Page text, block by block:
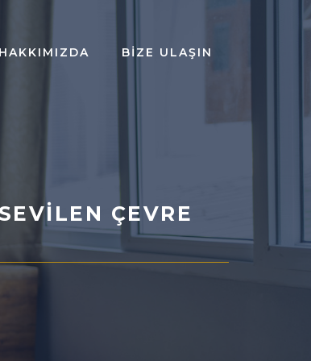
HAKKIMIZDA BIZE ULAŞIN
ÇEVRE